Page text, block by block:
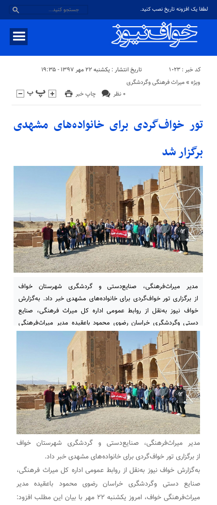
لطفا یک افزونه تاریخ نصب کنید.
کد خبر : ۱۰۲۳ تاریخ انتشار : یکشنبه ۲۲ مهر ۱۳۹۷ - ۱۹:۳۵
چاپ خبر ۰ نظر
میراث فرهنگی وگردشگری « ویژه
تور خواف‌گردی برای خانواده‌های مشهدی
برگزار شد
مدیر میراث‌فرهنگی، صنایع‌دستی و گردشگری شهرستان خواف
از برگزاری تور خواف‌گردی برای خانواده‌های مشهدی خبر داد. به‌گزارش
خواف نیوز به‌نقل از روابط عمومی اداره کل میراث فرهنگی، صنایع
دستی وگردشگری خراسان رضوی محمود باعقیده مدیر میراث‌فرهنگی
خواف، امروز یکشنبه ۲۲ مهر با بیان این مطلب افزود: «تور دو روزه
خواف گردی برای تعدادی از خانوادهای مشهدی
مدیر میراث‌فرهنگی، صنایع‌دستی و گردشگری شهرستان خواف
از برگزاری تور خواف‌گردی برای خانواده‌های مشهدی خبر داد.
به‌گزارش خواف نیوز به‌نقل از روابط عمومی اداره کل میراث فرهنگی،
صنایع دستی وگردشگری خراسان رضوی محمود باعقیده مدیر
میراث‌فرهنگی خواف، امروز یکشنبه ۲۲ مهر با بیان این مطلب افزود: